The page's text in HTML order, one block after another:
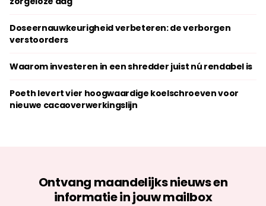
Doseernauwkeurigheid verbeteren: de verborgen
verstoorders
Waarom investeren in een shredder juist nú rendabel is
Poeth levert vier hoogwaardige koelschroeven voor
nieuwe cacaoverwerkingslijn
Ontvang maandelijks nieuws en
informatie in jouw mailbox